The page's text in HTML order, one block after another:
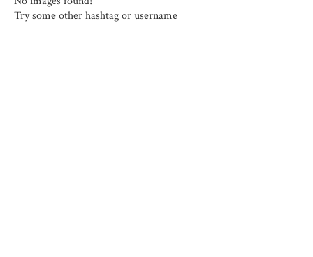
Try some other hashtag or username